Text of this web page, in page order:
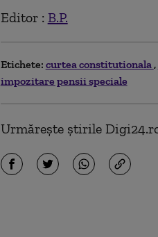
Editor : B.P.
Etichete: curtea constitutionala
impozitare pensii speciale
Urmărește știrile